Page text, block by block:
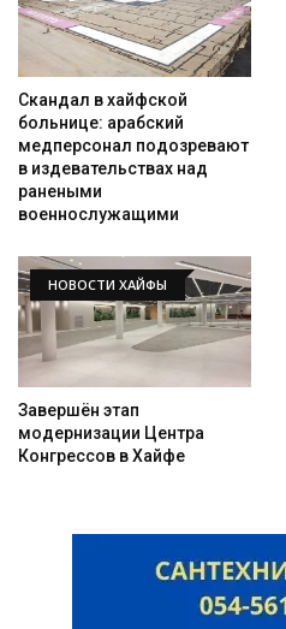
Скандал в хайфской
больнице: арабский
медперсонал подозревают
в издевательствах над
ранеными
военнослужащими
НОВОСТИ ХАЙФЫ
Завершён этап
модернизации Центра
Конгрессов в Хайфе